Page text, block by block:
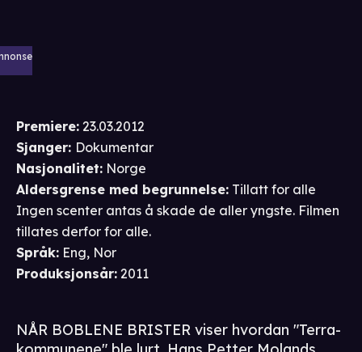
Premiere: 23.03.2012
Sjanger: Dokumentar
Nasjonalitet: Norge
Aldersgrense med begrunnelse: Tillatt for alle
Ingen scenter antas å skade de aller yngste. Filmen
tillates derfor for alle.
Språk: Eng, Nor
Produksjonsår: 2011
NÅR BOBLENE BRISTER viser hvordan "Terra-